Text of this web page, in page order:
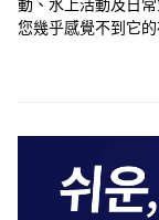
動、水上活動及日
您幾乎感覺不到它
海灘漫步還是溪流